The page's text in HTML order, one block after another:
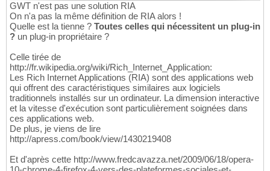
GWT n'est pas une solution RIA
On n'a pas la même définition de RIA alors !
Quelle est la tienne ? Toutes celles qui nécessitent un plug-in
? un plug-in propriétaire ?
Celle tirée de
http://fr.wikipedia.org/wiki/Rich_Internet_Application:
Les Rich Internet Applications (RIA) sont des applications web
qui offrent des caractéristiques similaires aux logiciels
traditionnels installés sur un ordinateur. La dimension interactive
et la vitesse d'exécution sont particulièrement soignées dans
ces applications web.
De plus, je viens de lire
http://apress.com/book/view/1430219408
Et d'après cette http://www.fredcavazza.net/2009/06/18/opera-